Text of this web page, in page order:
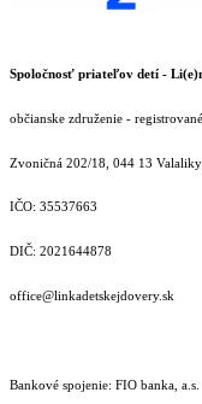
Spoločnosť priateľov detí -
občianske združenie -
Zvoničná 202/18, 044 13 Valaliky
IČO: 35537663
DIČ: 2021644878
office@linkadetskejdovery.sk
Bankové spojenie: FIO banka, a.s.